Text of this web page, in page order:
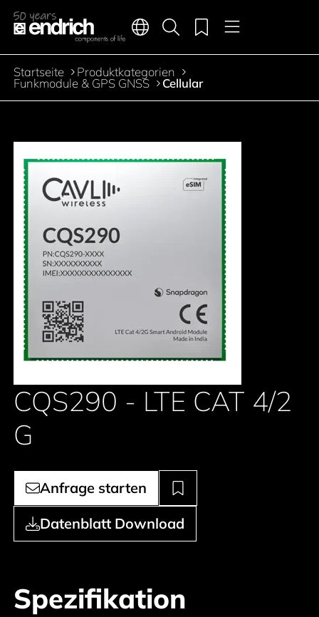
Zum Inhalt springen
Hauptnavigation
Sprachen Menü
Produktsuche
Merkliste
Pfadnavigation
Startseite Produktkategorien
Funkmodule & GPS GNSS Cellular
CQS290 - LTE CAT 4/2
G
Anfrage starten
Datenblatt Download
Spezifikation